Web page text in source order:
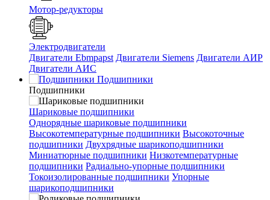
Мотор-редукторы
Электродвигатели
Двигатели Ebmpapst Двигатели Siemens Двигатели АИР
Двигатели АИС
Подшипники
Подшипники
Шариковые подшипники
Однорядные шариковые подшипники
Высокотемпературные подшипники Высокоточные
подшипники Двухрядные шарикоподшипники
Миниатюрные подшипники Низкотемпературные
подшипники Радиально-упорные подшипники
Токоизолированные подшипники Упорные
шарикоподшипники